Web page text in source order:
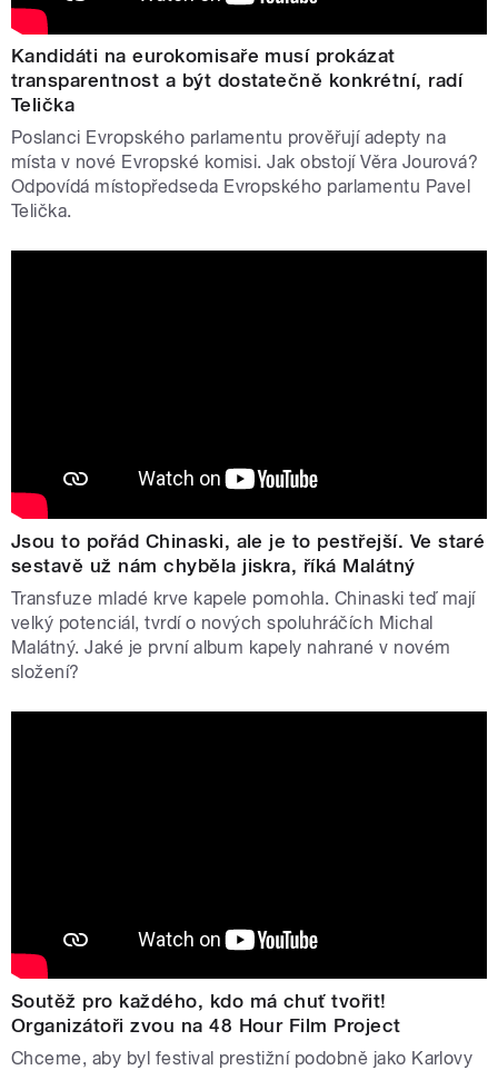
Kandidáti na eurokomisaře musí prokázat
transparentnost a být dostatečně konkrétní, radí
Telička
Poslanci Evropského parlamentu prověřují adepty na
místa v nové Evropské komisi. Jak obstojí Věra Jourová?
Odpovídá místopředseda Evropského parlamentu Pavel
Telička.
Jsou to pořád Chinaski, ale je to pestřejší. Ve staré
sestavě už nám chyběla jiskra, říká Malátný
Transfuze mladé krve kapele pomohla. Chinaski teď mají
velký potenciál, tvrdí o nových spoluhráčích Michal
Malátný. Jaké je první album kapely nahrané v novém
složení?
Soutěž pro každého, kdo má chuť tvořit!
Organizátoři zvou na 48 Hour Film Project
Chceme, aby byl festival prestižní podobně jako Karlovy